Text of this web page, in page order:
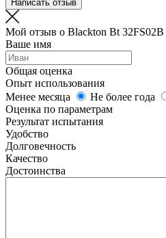
Написать отзыв
Мой отзыв о Blackton Bt 32FS02B
Ваше имя
Общая оценка
Опыт использования
Менее месяца
Не более года
Оценка по параметрам
Результат испытания
Удобство
Долговечность
Качество
Достоинства